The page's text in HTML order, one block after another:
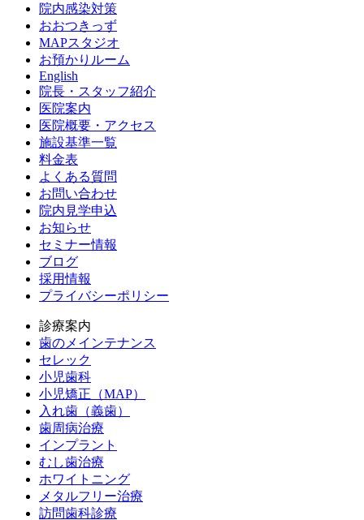
院内感染対策
おおつきっず
MAPスタジオ
お預かりルーム
English
院長・スタッフ紹介
医院案内
医院概要・アクセス
施設基準一覧
料金表
よくある質問
お問い合わせ
院内見学申込
お知らせ
セミナー情報
ブログ
採用情報
プライバシーポリシー
診療案内
歯のメインテナンス
セレック
小児歯科
小児矯正（MAP）
入れ歯（義歯）
歯周病治療
インプラント
むし歯治療
ホワイトニング
メタルフリー治療
訪問歯科診療